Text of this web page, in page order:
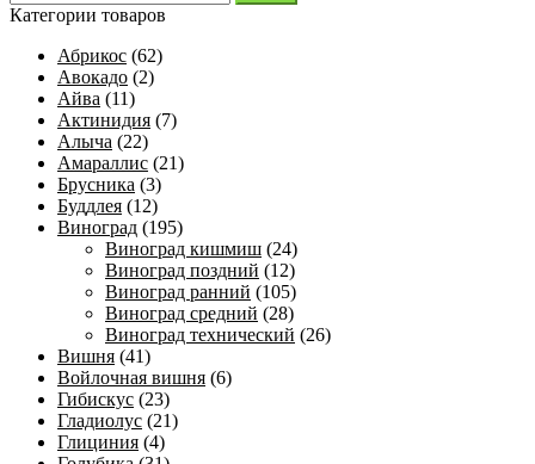
Категории товаров
Абрикос (62)
Авокадо (2)
Айва (11)
Актинидия (7)
Алыча (22)
Амараллис (21)
Брусника (3)
Буддлея (12)
Виноград (195)
Виноград кишмиш (24)
Виноград поздний (12)
Виноград ранний (105)
Виноград средний (28)
Виноград технический (26)
Вишня (41)
Войлочная вишня (6)
Гибискус (23)
Гладиолус (21)
Глициния (4)